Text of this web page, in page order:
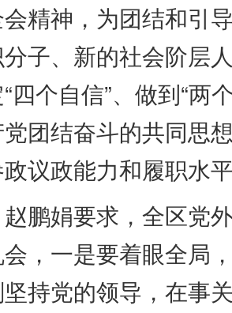
精神，为团结和引
子、新的社会阶层人
四个自信”、做到“两
团结奋斗的共同思
议政能力和履职水平
娟要求，全区党外
，一是要着眼全局
持党的领导，在事